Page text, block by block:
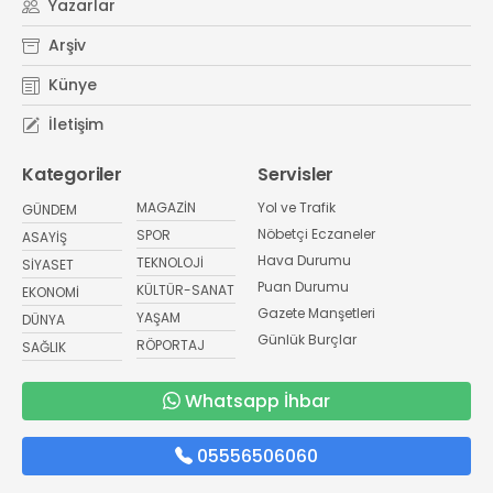
Yazarlar
Arşiv
Künye
İletişim
Kategoriler
GÜNDEM
ASAYİŞ
SİYASET
EKONOMİ
DÜNYA
SAĞLIK
MAGAZİN
SPOR
TEKNOLOJİ
KÜLTÜR-SANAT
YAŞAM
RÖPORTAJ
Servisler
Yol ve Trafik
Nöbetçi Eczaneler
Hava Durumu
Puan Durumu
Gazete Manşetleri
Günlük Burçlar
Whatsapp İhbar
05556506060